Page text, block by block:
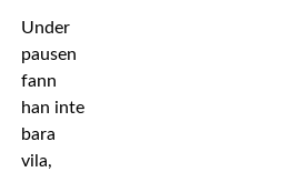
Under
pausen
fann
han inte
bara
vila,